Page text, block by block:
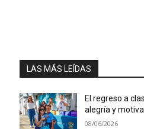
LAS MÁS LEÍDAS
El regreso a
alegría y
08/06/2026